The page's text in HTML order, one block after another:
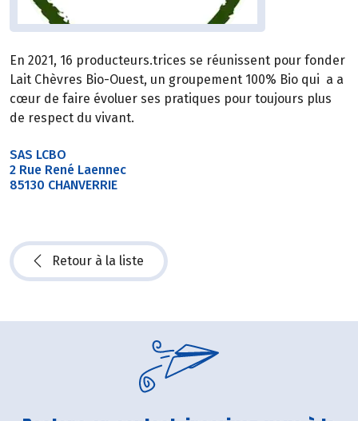
En 2021, 16 producteurs.trices se réunissent pour fonder
Lait Chèvres Bio-Ouest, un groupement 100% Bio qui a a
cœur de faire évoluer ses pratiques pour toujours plus
de respect du vivant.
SAS LCBO
2 Rue René Laennec
85130 CHANVERRIE
Retour à la liste